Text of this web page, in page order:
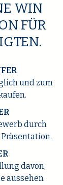
WIN
FÜR
und zum
durch
davon,
aussehen